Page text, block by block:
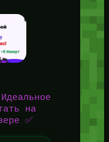
на
✅